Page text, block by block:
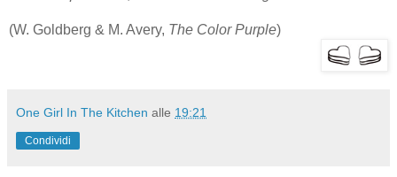
(W. Goldberg & M. Avery, The Color Purple)
One Girl In The Kitchen alle 19:21
Condividi